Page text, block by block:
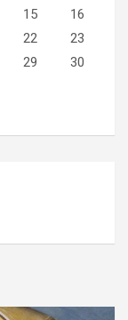
15
16
22
23
29
30